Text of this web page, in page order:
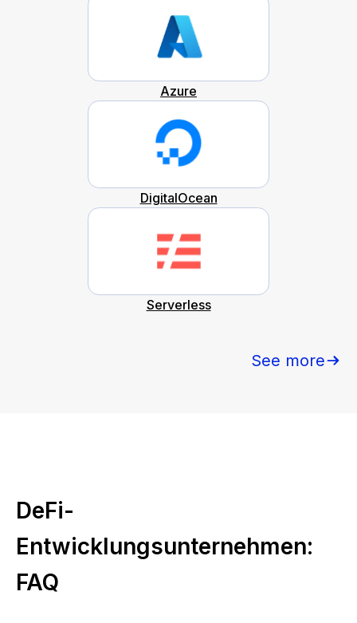
Azure
DigitalOcean
Serverless
See more
DeFi-
Entwicklungsunternehmen:
FAQ